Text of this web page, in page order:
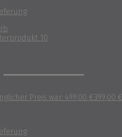
Preis war: 499,00 €399,00 €